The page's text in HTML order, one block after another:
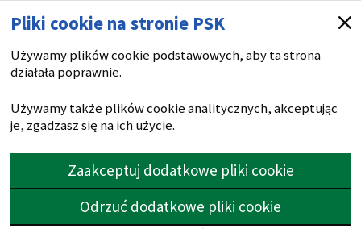
Pliki cookie na stronie PSK
Używamy plików cookie podstawowych, aby ta strona
działała poprawnie.
Używamy także plików cookie analitycznych, akceptując
je, zgadzasz się na ich użycie.
Zaakceptuj dodatkowe pliki cookie
Odrzuć dodatkowe pliki cookie